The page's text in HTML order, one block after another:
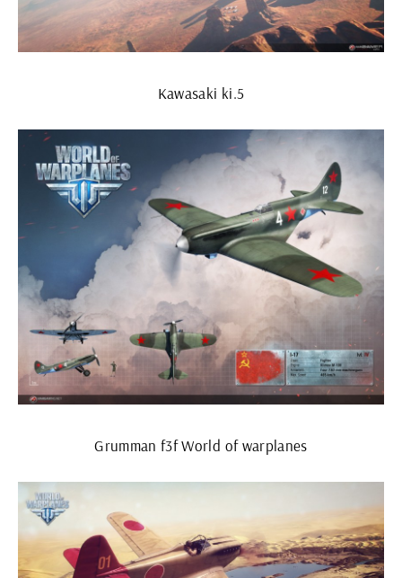
Kawasaki ki.5
Grumman f3f World of warplanes